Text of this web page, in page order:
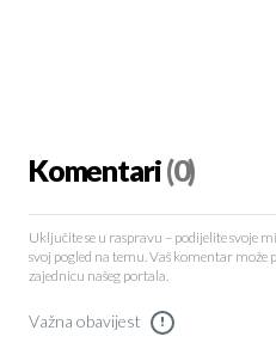
Komentari(0)
Uključite se u raspravu – podijelite svoje
svoj pogled na temu. Vaš komentar
zajednicu našeg portala.
Važna obavijest !